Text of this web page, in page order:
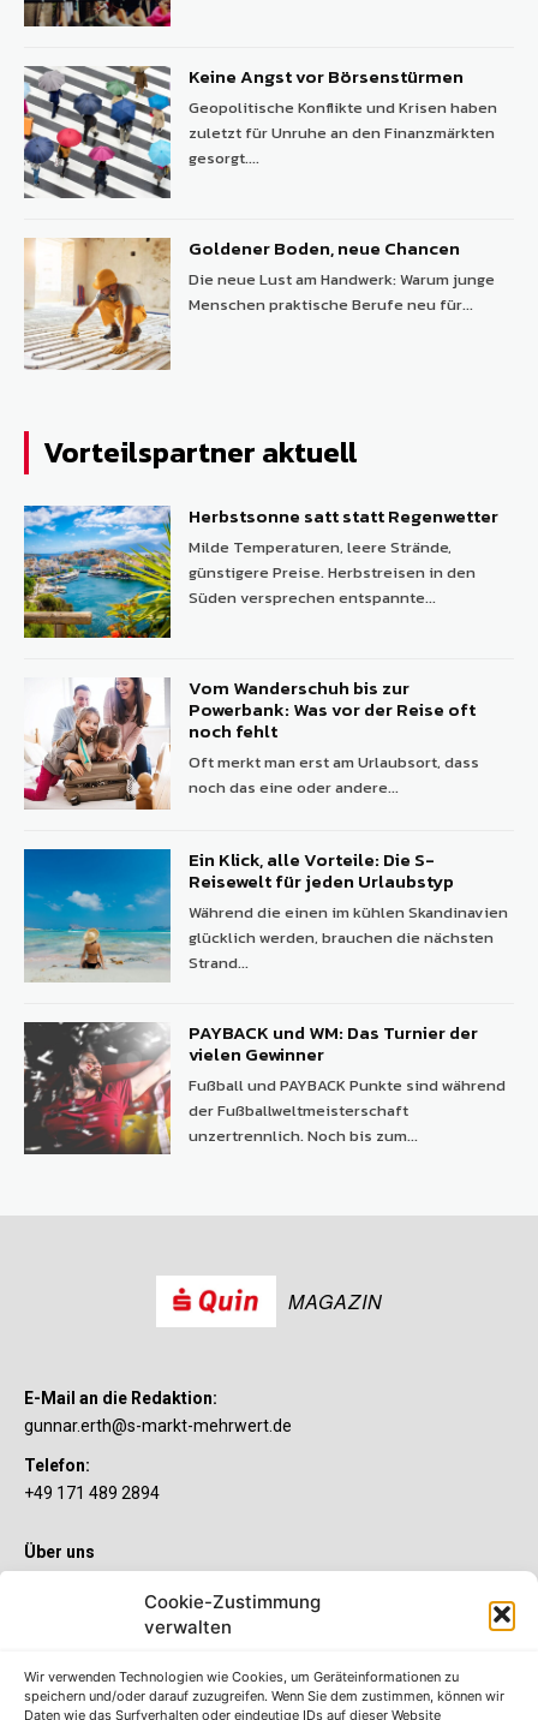
Cookie-Zustimmung
verwalten
Wir verwenden Technologien wie Cookies, um Geräteinformationen zu
speichern und/oder darauf zuzugreifen. Wenn Sie dem zustimmen, können wir
Daten wie das Surfverhalten oder eindeutige IDs auf dieser Website
Keine Angst vor Börsenstürmen
Geopolitische Konflikte und Krisen haben
zuletzt für Unruhe an den Finanzmärkten
gesorgt....
Goldener Boden, neue Chancen
Die neue Lust am Handwerk: Warum junge
Menschen praktische Berufe neu für...
Vorteilspartner aktuell
Herbstsonne satt statt Regenwetter
Milde Temperaturen, leere Strände,
günstigere Preise. Herbstreisen in den
Süden versprechen entspannte...
Vom Wanderschuh bis zur
Powerbank: Was vor der Reise oft
noch fehlt
Oft merkt man erst am Urlaubsort, dass
noch das eine oder andere...
Ein Klick, alle Vorteile: Die S-
Reisewelt für jeden Urlaubstyp
Während die einen im kühlen Skandinavien
glücklich werden, brauchen die nächsten
Strand...
PAYBACK und WM: Das Turnier der
vielen Gewinner
Fußball und PAYBACK Punkte sind während
der Fußballweltmeisterschaft
unzertrennlich. Noch bis zum...
MAGAZIN
E-Mail an die Redaktion:
gunnar.erth@s-markt-mehrwert.de
Telefon:
+49 171 489 2894
Über uns
Sie wollen mehr als ein gewöhnliches Girokonto? Dann ist unser
S-Quin Konto genau das Richtige für Sie. Die beiden
etliche Inklusivleistungen. Im S-Quin Magazin erfahren Sie
immer, was es Neues gibt.